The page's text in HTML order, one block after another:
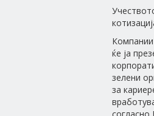
ќе ја
зелени
за